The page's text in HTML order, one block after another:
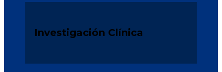
Investigación Clínica